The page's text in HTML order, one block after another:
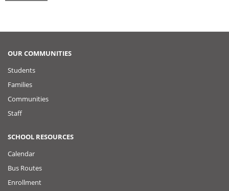
OUR COMMUNITIES
Students
Families
Communities
Staff
SCHOOL RESOURCES
Calendar
Bus Routes
Enrollment